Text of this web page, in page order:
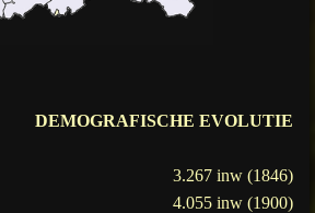
DEMOGRAFISCHE EVOLUTIE
3.267 inw (1846)
4.055 inw (1900)